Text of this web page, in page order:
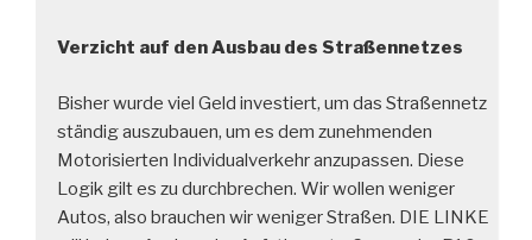
Verzicht auf den Ausbau des Straßennetzes
Bisher wurde viel Geld investiert, um das Straßennetz
ständig auszubauen, um es dem zunehmenden
Motorisierten Individualverkehr anzupassen. Diese
Logik gilt es zu durchbrechen. Wir wollen weniger
Autos, also brauchen wir weniger Straßen. DIE LINKE